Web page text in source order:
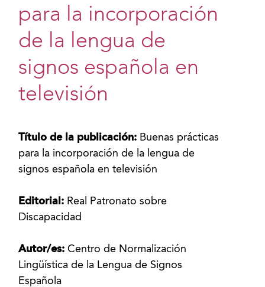
para la incorporación
de la lengua de
signos española en
televisión
Título de la publicación: Buenas prácticas
para la incorporación de la lengua de
signos española en televisión
Editorial: Real Patronato sobre
Discapacidad
Autor/es:Centro de Normalización
Lingüística de la Lengua de Signos
Española